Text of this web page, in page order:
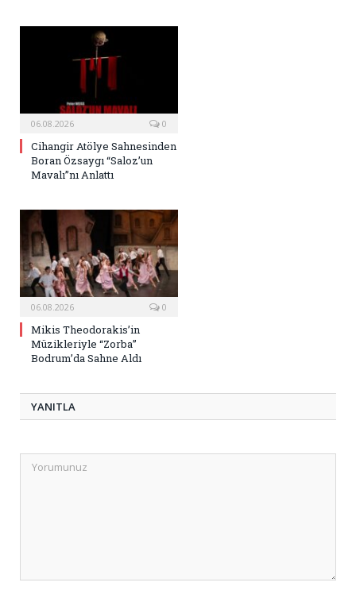
06.08.2026 0
Cihangir Atölye Sahnesinden
Boran Özsaygı “Saloz’un
Mavalı”nı Anlattı
06.08.2026 0
Mikis Theodorakis’in
Müzikleriyle “Zorba”
Bodrum’da Sahne Aldı
YANITLA